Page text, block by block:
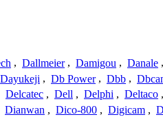
, Dallmeier , Damigou , Danale ,
Dayukeji , Db Power , Dbb ,
Delcatec , Dell , Delphi , Deltaco ,
Dianwan , Dico-800 , Digicam ,